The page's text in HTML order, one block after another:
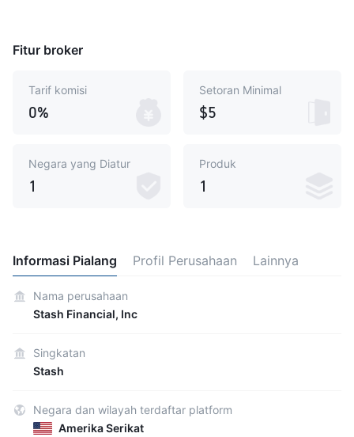
Fitur broker
Tarif komisi
0%
Setoran Minimal
$5
Negara yang Diatur
1
Produk
1
Informasi Pialang Profil Perusahaan Lainnya
Nama perusahaan
Stash Financial, Inc
Singkatan
Stash
Negara dan wilayah terdaftar platform
Amerika Serikat